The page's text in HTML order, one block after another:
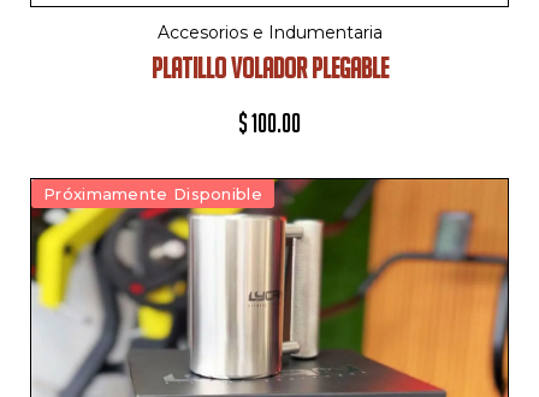
Accesorios e Indumentaria
PLATILLO VOLADOR PLEGABLE
$100.00
Próximamente Disponible